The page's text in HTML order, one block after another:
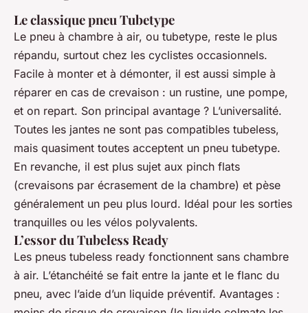
Le classique pneu Tubetype
Le pneu à chambre à air, ou tubetype, reste le plus
répandu, surtout chez les cyclistes occasionnels.
Facile à monter et à démonter, il est aussi simple à
réparer en cas de crevaison : un rustine, une pompe,
et on repart. Son principal avantage ? L’universalité.
Toutes les jantes ne sont pas compatibles tubeless,
mais quasiment toutes acceptent un pneu tubetype.
En revanche, il est plus sujet aux pinch flats
(crevaisons par écrasement de la chambre) et pèse
généralement un peu plus lourd. Idéal pour les sorties
tranquilles ou les vélos polyvalents.
L’essor du Tubeless Ready
Les pneus tubeless ready fonctionnent sans chambre
à air. L’étanchéité se fait entre la jante et le flanc du
pneu, avec l’aide d’un liquide préventif. Avantages :